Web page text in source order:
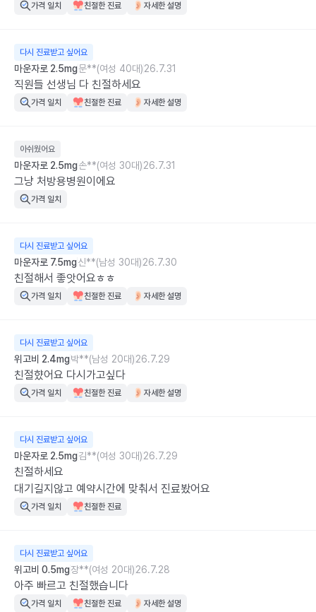
가격 일치 친절한 진료 자세한 설명
다시 진료받고 싶어요
마운자로 2.5mg문**(여성 40대)26.7.31
직원들 선생님 다 친절하세요
가격 일치 친절한 진료 자세한 설명
아쉬웠어요
마운자로 2.5mg손**(여성 30대)26.7.31
그냥 처방용병원이에요
가격 일치
다시 진료받고 싶어요
마운자로 7.5mg신**(남성 30대)26.7.30
친절해서 좋앗어요ㅎㅎ
가격 일치 친절한 진료 자세한 설명
다시 진료받고 싶어요
위고비 2.4mg박**(남성 20대)26.7.29
친절햤어요 다시가고싶다
가격 일치 친절한 진료 자세한 설명
다시 진료받고 싶어요
마운자로 2.5mg김**(여성 30대)26.7.29
친절하세요
대기길지않고 예약시간에 맞춰서 진료봤어요
가격 일치 친절한 진료
다시 진료받고 싶어요
위고비 0.5mg장**(여성 20대)26.7.28
아주 빠르고 친절했습니다
가격 일치 친절한 진료 자세한 설명